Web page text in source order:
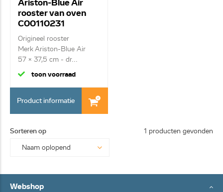
Ariston-Blue Air
rooster van oven
C00110231
Origineel rooster
Merk Ariston-Blue Air
57 x 37,5 cm - dr...
toon voorraad
Product informatie
Sorteren op 1 producten gevonden
Webshop